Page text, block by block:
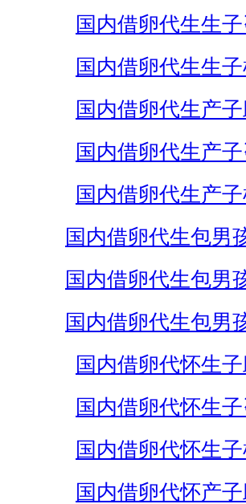
国内借卵代生生
国内借卵代生生
国内借卵代生产
国内借卵代生产
国内借卵代生产
国内借卵代生包男
国内借卵代生包男
国内借卵代生包男
国内借卵代怀生
国内借卵代怀生
国内借卵代怀生
国内借卵代怀产